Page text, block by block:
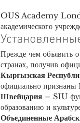
OUS Academy
академического
Прежде чем объявить
странах, получив
Кыргызская
официально признаны
Швейцария – SIU
образованию и
Объединенные